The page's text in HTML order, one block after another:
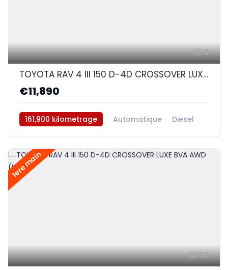
3
TOYOTA RAV 4 III 150 D-4D CROSSOVER LUXE BVA AWD
€11,890
161,900 kilometrage Automatique
Diesel
1ere main
37